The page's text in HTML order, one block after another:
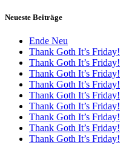
Neueste Beiträge
Ende Neu
Thank Goth It’s Friday!
Thank Goth It’s Friday!
Thank Goth It’s Friday!
Thank Goth It’s Friday!
Thank Goth It’s Friday!
Thank Goth It’s Friday!
Thank Goth It’s Friday!
Thank Goth It’s Friday!
Thank Goth It’s Friday!